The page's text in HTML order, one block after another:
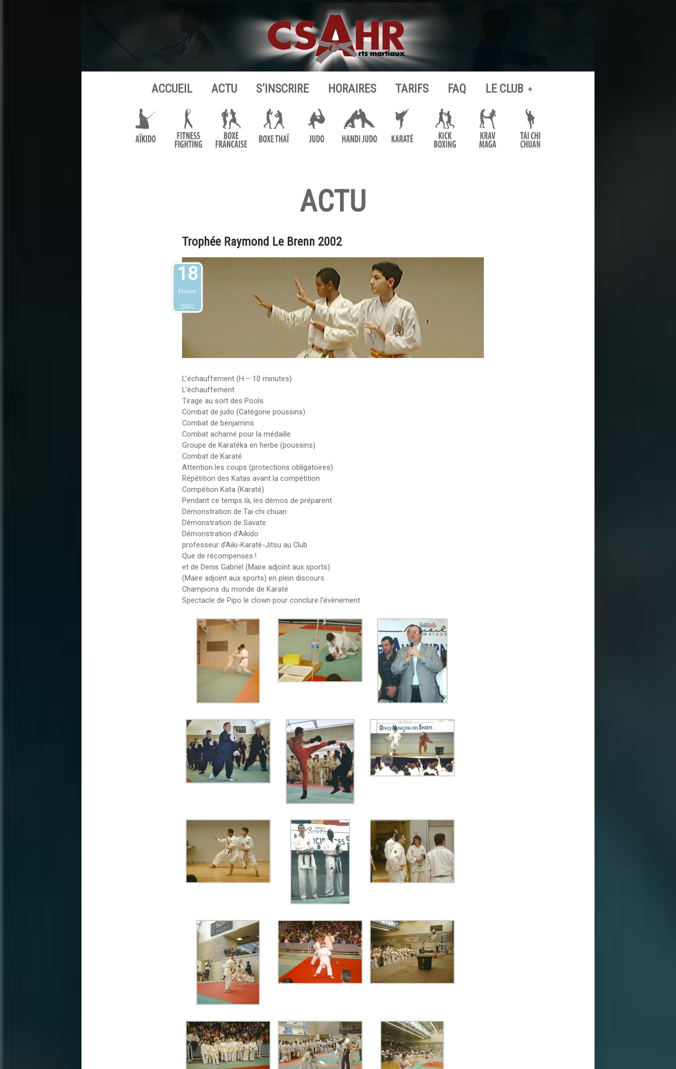
ACCUEIL ACTU S’INSCRIRE HORAIRES TARIFS FAQ LE CLUB
ACTU
Trophée Raymond Le Brenn 2002
18
février
2002
L’échauffement (H – 10 minutes)
L’échauffement
Tirage au sort des Pools
Combat de judo (Catégorie poussins)
Combat de benjamins
Combat acharné pour la médaille
Groupe de Karatéka en herbe (poussins)
Combat de Karaté
Attention les coups (protections obligatoires)
Répétition des Katas avant la compétition
Compétion Kata (Karaté)
Pendant ce temps là, les démos de préparent
Démonstration de Tai chi chuan
Démonstration de Savate
Démonstration d’Aikido
professeur d’Aiki-Karaté-Jitsu au Club
Que de récompenses !
et de Denis Gabriel (Maire adjoint aux sports)
(Maire adjoint aux sports) en plein discours
Champions du monde de Karaté
Spectacle de Pipo le clown pour conclure l’évènement